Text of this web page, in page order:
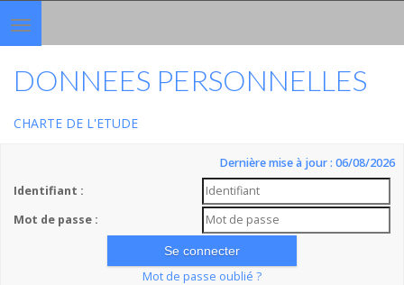
Toggle
navigation
DONNEES PERSONNELLES
CHARTE DE L'ETUDE
Dernière mise à jour : 06/08/2026
Identifiant :
Mot de passe :
Mot de passe oublié ?